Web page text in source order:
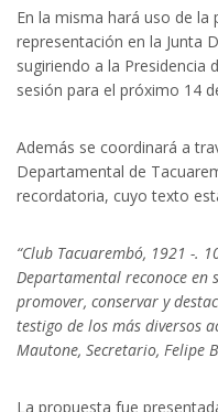
En la misma hará uso de la
representación en la Junta
sugiriendo a la Presidencia
sesión para el próximo 14
Además se coordinará a
Departamental de
recordatoria, cuyo texto
“Club Tacuarembó, 1921 -.
Departamental reconoce
promover, conservar y
testigo de los más diversos
Mautone, Secretario, Felipe
La propuesta fue